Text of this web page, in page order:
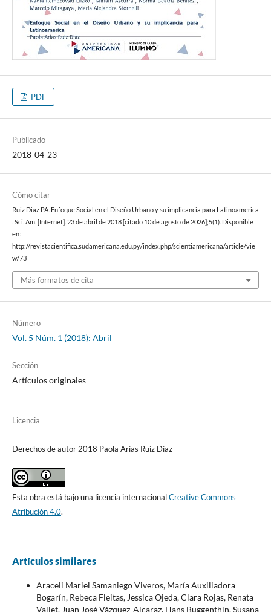
PDF
Publicado
2018-04-23
Cómo citar
Ruiz Diaz PA. Enfoque Social en el Diseño Urbano y su implicancia para Latinoamerica
. Sci. Am. [Internet]. 23 de abril de 2018 [citado 10 de agosto de 2026];5(1). Disponible
en:
http://revistacientifica.sudamericana.edu.py/index.php/scientiamericana/article/vie
w/73
Más formatos de cita
Número
Vol. 5 Núm. 1 (2018): Abril
Sección
Artículos originales
Licencia
Derechos de autor 2018 Paola Arias Ruiz Diaz
Esta obra está bajo una licencia internacionalCreative Commons
Atribución 4.0.
Artículos similares
Araceli Mariel Samaniego Viveros, María Auxiliadora
Bogarín, Rebeca Fleitas, Jessica Ojeda, Clara Rojas, Renata
Vallet, Juan José Vázquez-Alcaraz, Hans Buggenthin, Susana